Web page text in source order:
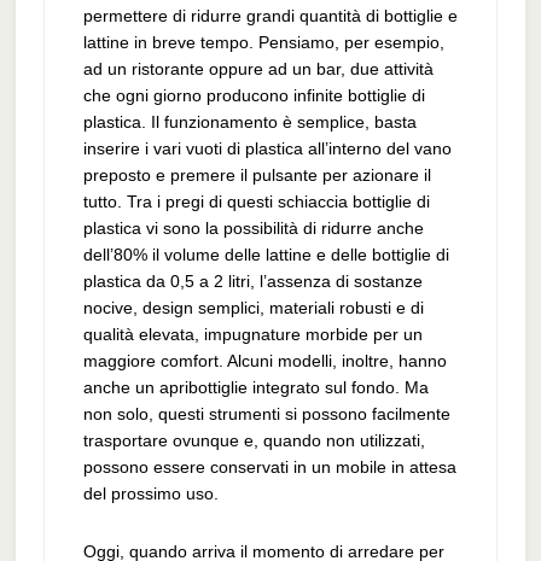
permettere di ridurre grandi quantità di bottiglie e
lattine in breve tempo. Pensiamo, per esempio,
ad un ristorante oppure ad un bar, due attività
che ogni giorno producono infinite bottiglie di
plastica. Il funzionamento è semplice, basta
inserire i vari vuoti di plastica all’interno del vano
preposto e premere il pulsante per azionare il
tutto. Tra i pregi di questi schiaccia bottiglie di
plastica vi sono la possibilità di ridurre anche
dell’80% il volume delle lattine e delle bottiglie di
plastica da 0,5 a 2 litri, l’assenza di sostanze
nocive, design semplici, materiali robusti e di
qualità elevata, impugnature morbide per un
maggiore comfort. Alcuni modelli, inoltre, hanno
anche un apribottiglie integrato sul fondo. Ma
non solo, questi strumenti si possono facilmente
trasportare ovunque e, quando non utilizzati,
possono essere conservati in un mobile in attesa
del prossimo uso.
Oggi, quando arriva il momento di arredare per